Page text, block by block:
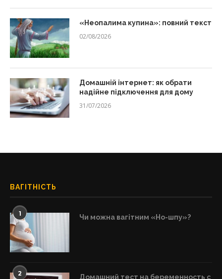
«Неопалима купина»: повний текст
02/08/2026
Домашній інтернет: як обрати
надійне підключення для дому
31/07/2026
ВАГІТНІСТЬ
1 Чи можна вагітним «Но-шпу»?
2
Домашний тест на беременность с